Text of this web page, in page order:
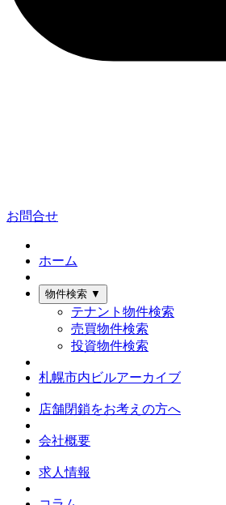
お問合せ
ホーム
物件検索 ▼
テナント物件検索
売買物件検索
投資物件検索
札幌市内ビルアーカイブ
店舗閉鎖をお考えの方へ
会社概要
求人情報